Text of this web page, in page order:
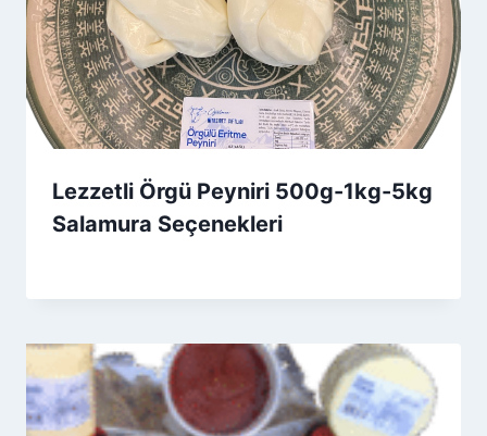
Lezzetli Örgü Peyniri 500g-1kg-5kg
Salamura Seçenekleri